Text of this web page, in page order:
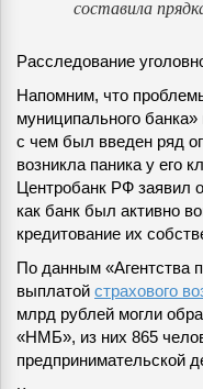
составила
Расследование
Напомним, что
муниципального
с чем был введен ряд
возникла паника у его
Центробанк РФ заявил
как банк был активно
кредитование их
По данным «Агентства
выплатой страхового
млрд рублей могли
«НМБ», из них 865
предпринимательской